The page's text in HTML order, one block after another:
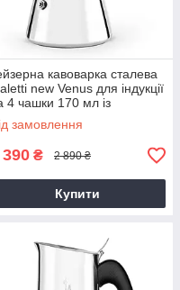
кавоварка сталева
new Venus для індукції
4 чашки 170 мл із
для газової плити
замовлення
₴ 2 890 ₴
Купити